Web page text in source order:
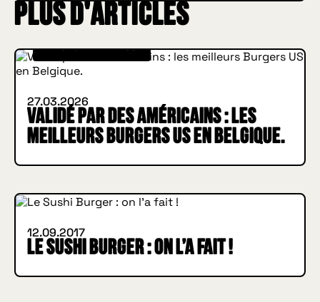
Plus d'articles
IN BURGER WE TRUST
27.03.2026
Validé par des Américains : les
meilleurs Burgers US en Belgique.
IN BURGER WE TRUST
12.09.2017
Le Sushi Burger : on l’a fait !
IN BURGER WE TRUST